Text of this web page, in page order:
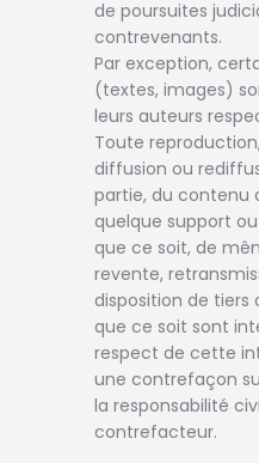
de poursuites
contrevenants.
Par exception,
(textes, images)
leurs auteurs
Toute
diffusion ou
partie, du contenu
quelque support
que ce soit, de
revente,
disposition de tiers
que ce soit sont
respect de cette
une contrefaçon
la responsabilité
contrefacteur.